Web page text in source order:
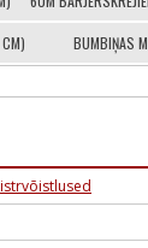
BUMBIŅAS